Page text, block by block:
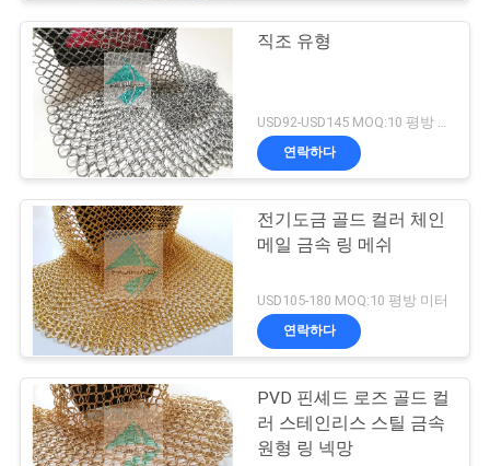
직조 유형
USD92-USD145 MOQ:10 평방 미터
연락하다
전기도금 골드 컬러 체인
메일 금속 링 메쉬
USD105-180 MOQ:10 평방 미터
연락하다
PVD 핀셰드 로즈 골드 컬
러 스테인리스 스틸 금속
원형 링 넥망